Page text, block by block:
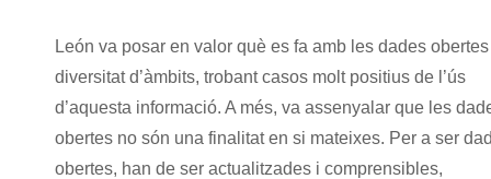
León va posar en valor què es fa amb les dades
diversitat d’àmbits, trobant casos molt positius de l’ús
d’aquesta informació. A més, va assenyalar que les
obertes no són una finalitat en si mateixes. Per a ser
obertes, han de ser actualitzades i comprensibles,